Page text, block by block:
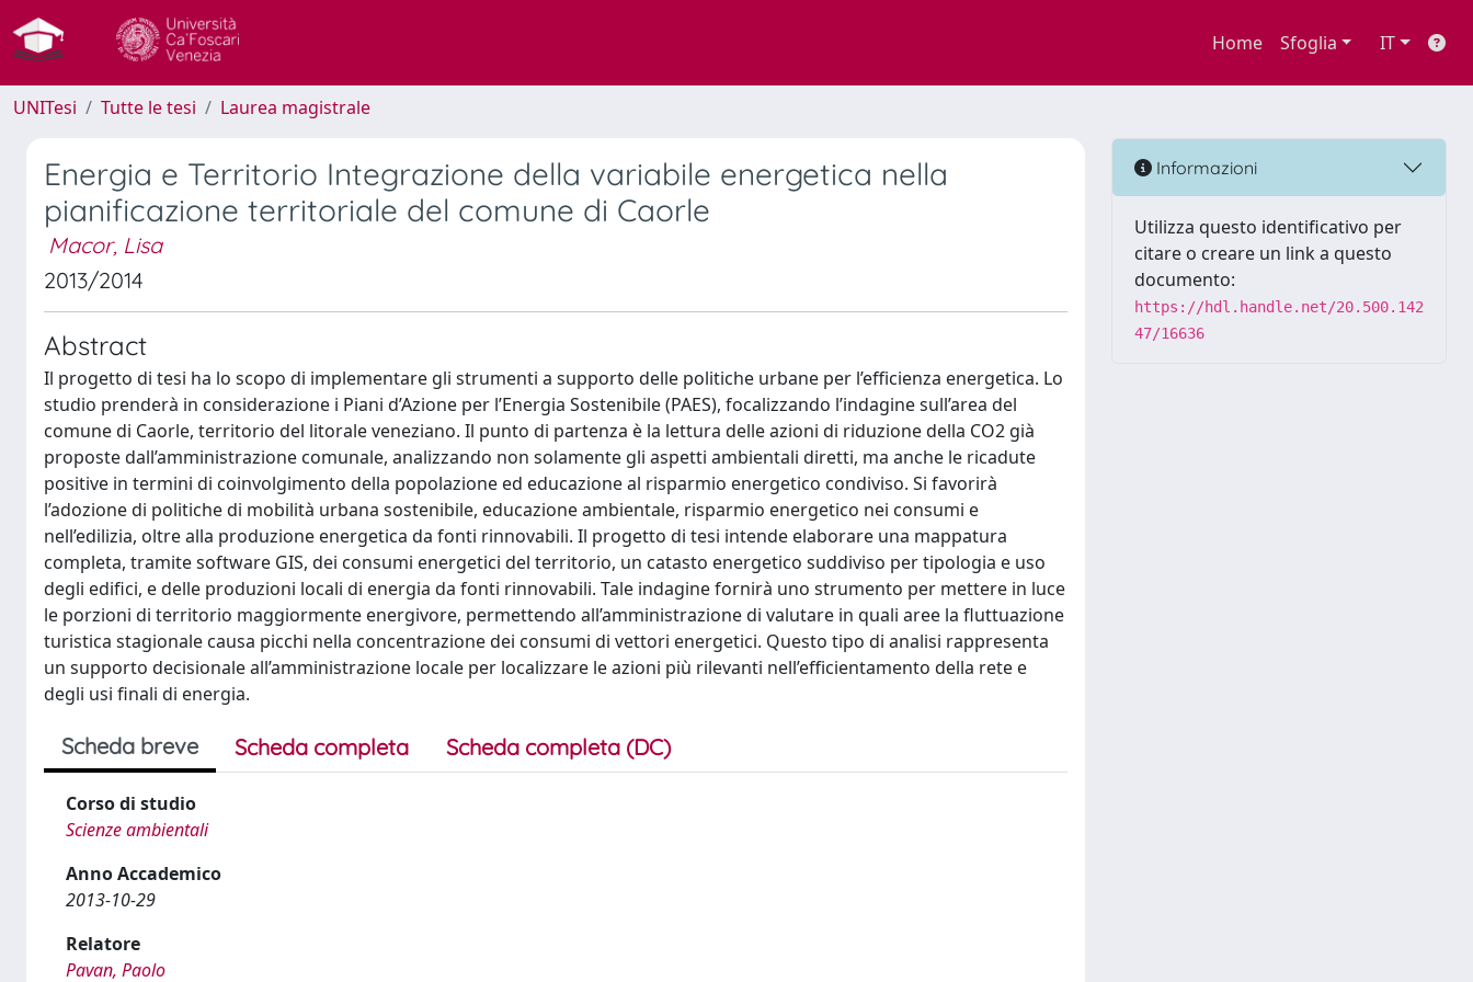
Home Sfoglia IT
UNITesi Tutte le tesi Laurea magistrale
Energia e Territorio Integrazione della variabile energetica nella
pianificazione territoriale del comune di Caorle
Macor, Lisa
2013/2014
Abstract
Il progetto di tesi ha lo scopo di implementare gli strumenti a supporto delle politiche urbane per l’efficienza energetica. Lo
studio prenderà in considerazione i Piani d’Azione per l’Energia Sostenibile (PAES), focalizzando l’indagine sull’area del
comune di Caorle, territorio del litorale veneziano. Il punto di partenza è la lettura delle azioni di riduzione della CO2 già
proposte dall’amministrazione comunale, analizzando non solamente gli aspetti ambientali diretti, ma anche le ricadute
positive in termini di coinvolgimento della popolazione ed educazione al risparmio energetico condiviso. Si favorirà
l’adozione di politiche di mobilità urbana sostenibile, educazione ambientale, risparmio energetico nei consumi e
nell’edilizia, oltre alla produzione energetica da fonti rinnovabili. Il progetto di tesi intende elaborare una mappatura
completa, tramite software GIS, dei consumi energetici del territorio, un catasto energetico suddiviso per tipologia e uso
degli edifici, e delle produzioni locali di energia da fonti rinnovabili. Tale indagine fornirà uno strumento per mettere in luce
le porzioni di territorio maggiormente energivore, permettendo all’amministrazione di valutare in quali aree la fluttuazione
turistica stagionale causa picchi nella concentrazione dei consumi di vettori energetici. Questo tipo di analisi rappresenta
un supporto decisionale all’amministrazione locale per localizzare le azioni più rilevanti nell’efficientamento della rete e
degli usi finali di energia.
Scheda breve Scheda completa Scheda completa (DC)
Corso di studio
Scienze ambientali
Anno Accademico
2013-10-29
Relatore
Pavan, Paolo
Informazioni
Utilizza questo identificativo per
citare o creare un link a questo
documento:
https://hdl.handle.net/20.500.142
47/16636